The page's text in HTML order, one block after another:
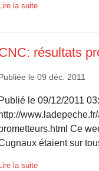
Lire la suite
résultats
le 09 déc. 2011
Publié le 09/12/2011
http://
Ce
étaient sur
Lire la suite